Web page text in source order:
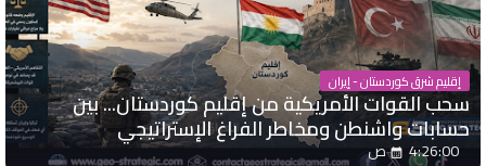
إقليم شرق كوردستان - إيران
سحب القوات الأمريكية من إقليم كوردستان... بين
حسابات واشنطن ومخاطر الفراغ الإستراتيجي
4:26:00 ص